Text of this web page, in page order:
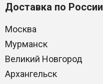
Доставка по России
Москва
Мурманск
Великий Новгород
Архангельск